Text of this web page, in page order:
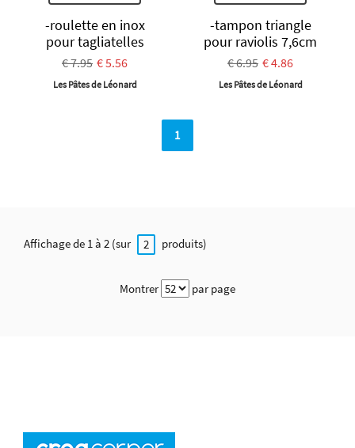
-roulette en inox
pour tagliatelles
€ 7.95 € 5.56
Les Pâtes de Léonard
-tampon triangle
pour raviolis 7,6cm
€ 6.95 € 4.86
Les Pâtes de Léonard
1
Affichage de 1 à 2 (sur 2 produits)
Montrer par page